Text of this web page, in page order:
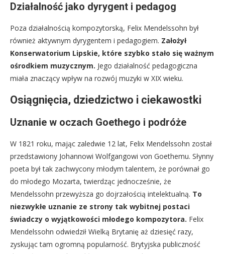
Działalność jako dyrygent i pedagog
Poza działalnością kompozytorską, Felix Mendelssohn był
również aktywnym dyrygentem i pedagogiem. Założył
Konserwatorium Lipskie, które szybko stało się ważnym
ośrodkiem muzycznym. Jego działalność pedagogiczna
miała znaczący wpływ na rozwój muzyki w XIX wieku.
Osiągnięcia, dziedzictwo i ciekawostki
Uznanie w oczach Goethego i podróże
W 1821 roku, mając zaledwie 12 lat, Felix Mendelssohn został
przedstawiony Johannowi Wolfgangowi von Goethemu. Słynny
poeta był tak zachwycony młodym talentem, że porównał go
do młodego Mozarta, twierdząc jednocześnie, że
Mendelssohn przewyższa go dojrzałością intelektualną. To
niezwykłe uznanie ze strony tak wybitnej postaci
świadczy o wyjątkowości młodego kompozytora. Felix
Mendelssohn odwiedził Wielką Brytanię aż dziesięć razy,
zyskując tam ogromną popularność. Brytyjska publiczność